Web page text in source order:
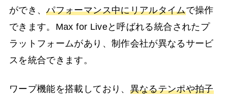
ができ、パフォーマンス中にリアルタイムで操作
できます。Max for Liveと呼ばれる統合されたプ
ラットフォームがあり、制作会社が異なるサービ
スを統合できます。
ワープ機能を搭載しており、 異なるテンポや拍子